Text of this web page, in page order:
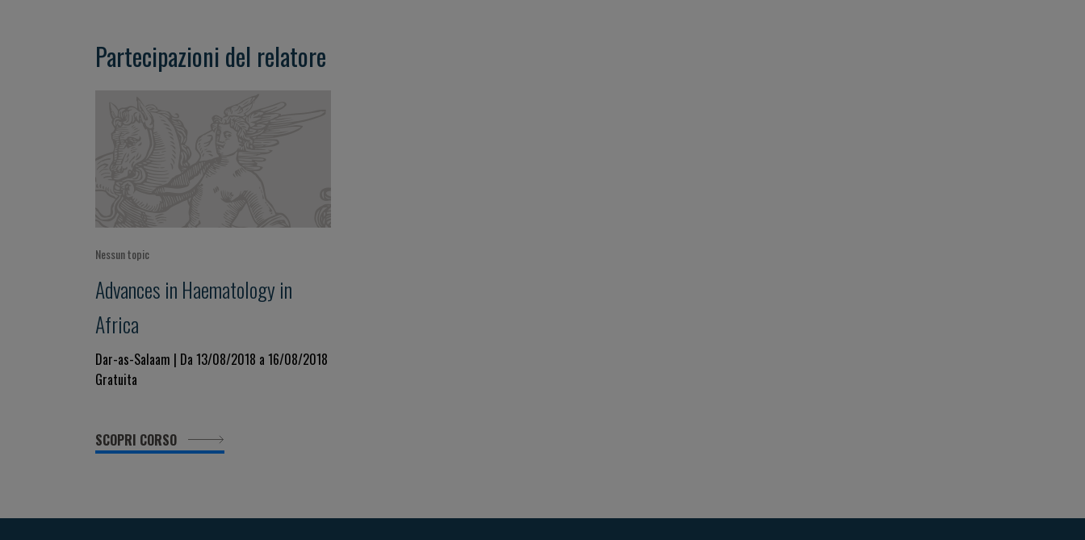
Partecipazioni del relatore
Nessun topic
Advances in Haematology in
Africa
Dar-as-Salaam | Da 13/08/2018 a 16/08/2018
Gratuita
SCOPRI CORSO